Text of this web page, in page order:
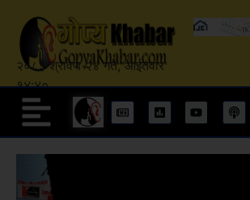
२०८३ श्रावण २४ गते, आईतवार
१४:४०